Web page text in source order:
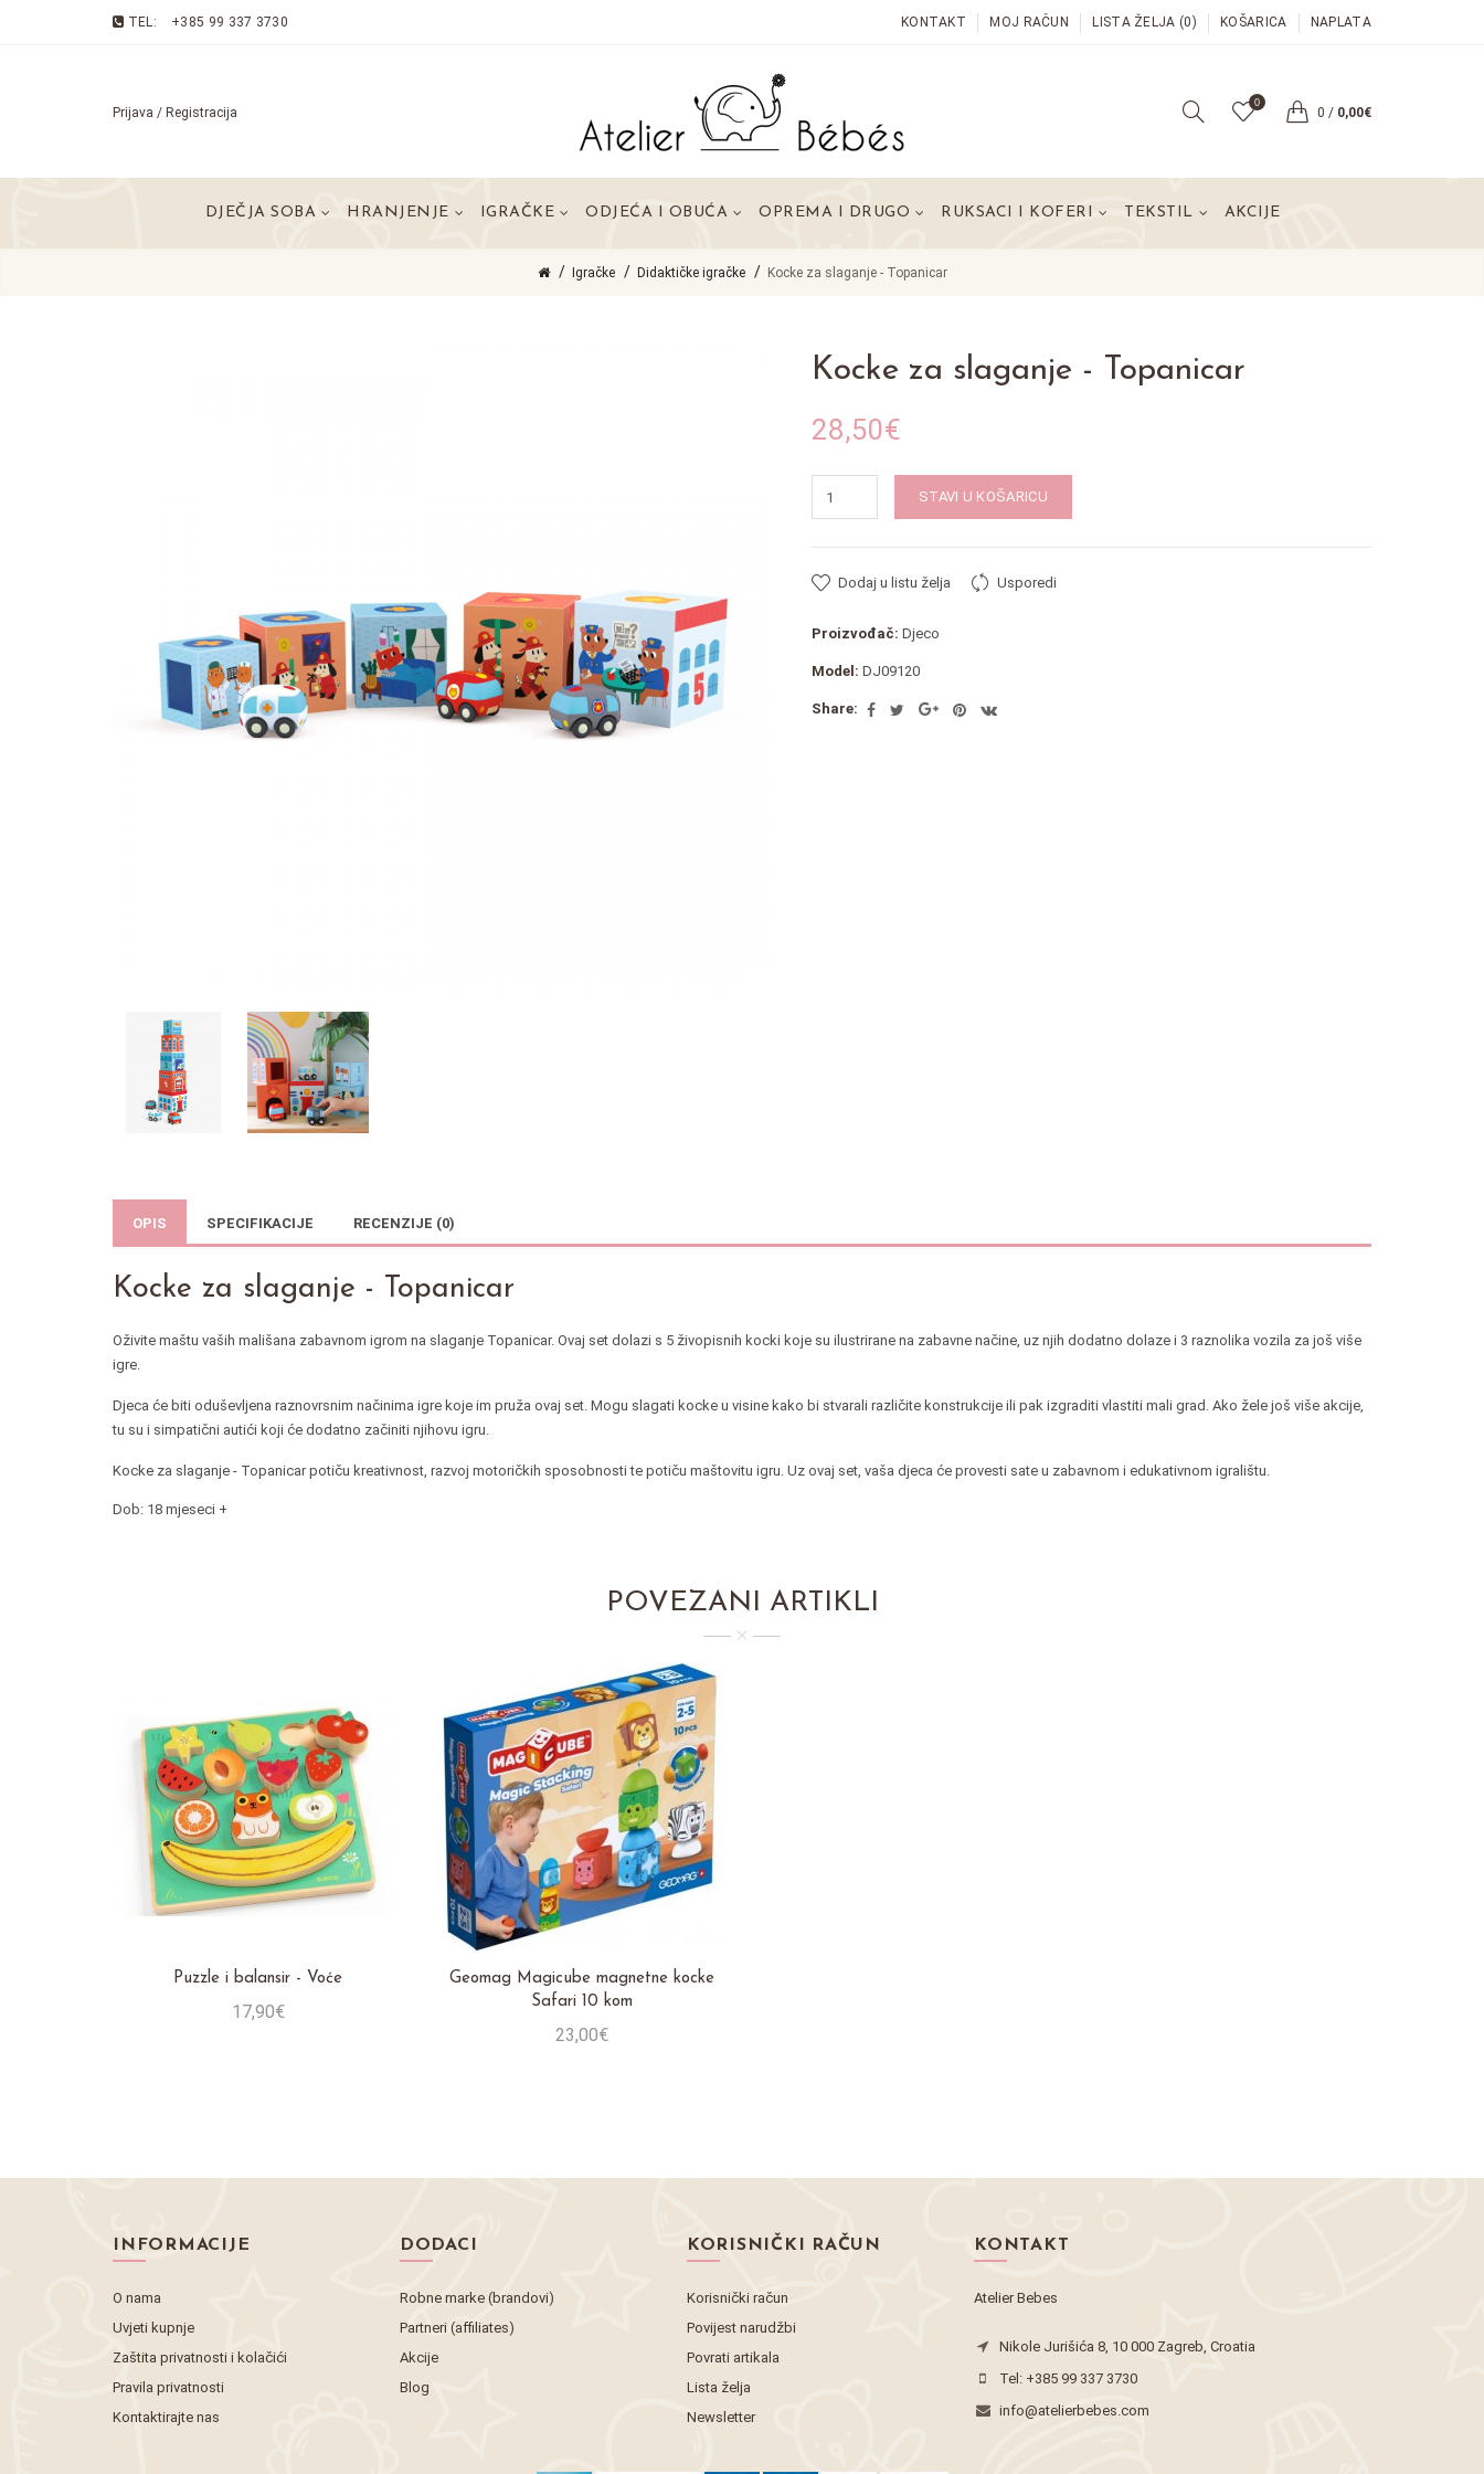
TEL: +385 99 337 3730 KONTAKT MOJ RAČUN LISTA ŽELJA (0) KOŠARICA NAPLATA
Prijava / Registracija
0
0 / 0,00€
DJEČJA SOBA HRANJENJE IGRAČKE ODJEĆA I OBUĆA OPREMA I DRUGO RUKSACI I KOFERI TEKSTIL AKCIJE
Igračke Didaktičke igračke Kocke za slaganje - Topanicar
Kocke za slaganje - Topanicar
28,50€
STAVI U KOŠARICU
Dodaj u listu želja Usporedi
Proizvođač: Djeco
Model: DJ09120
Share:
OPIS SPECIFIKACIJE RECENZIJE (0)
Kocke za slaganje - Topanicar
Oživite maštu vaših mališana zabavnom igrom na slaganje Topanicar. Ovaj set dolazi s 5 živopisnih kocki koje su ilustrirane na zabavne načine, uz njih dodatno dolaze i 3 raznolika vozila za još više
igre.
Djeca će biti oduševljena raznovrsnim načinima igre koje im pruža ovaj set. Mogu slagati kocke u visine kako bi stvarali različite konstrukcije ili pak izgraditi vlastiti mali grad. Ako žele još više akcije,
tu su i simpatični autići koji će dodatno začiniti njihovu igru.
Kocke za slaganje - Topanicar potiču kreativnost, razvoj motoričkih sposobnosti te potiču maštovitu igru. Uz ovaj set, vaša djeca će provesti sate u zabavnom i edukativnom igralištu.
Dob: 18 mjeseci +
POVEZANI ARTIKLI
Puzzle i balansir - Voće
17,90€
Geomag Magicube magnetne kocke
Safari 10 kom
23,00€
INFORMACIJE
O nama
Uvjeti kupnje
Zaštita privatnosti i kolačići
Pravila privatnosti
Kontaktirajte nas
DODACI
Robne marke (brandovi)
Partneri (affiliates)
Akcije
Blog
KORISNIČKI RAČUN
Korisnički račun
Povijest narudžbi
Povrati artikala
Lista želja
Newsletter
KONTAKT
Atelier Bebes
Nikole Jurišića 8, 10 000 Zagreb, Croatia
Tel: +385 99 337 3730
info@atelierbebes.com